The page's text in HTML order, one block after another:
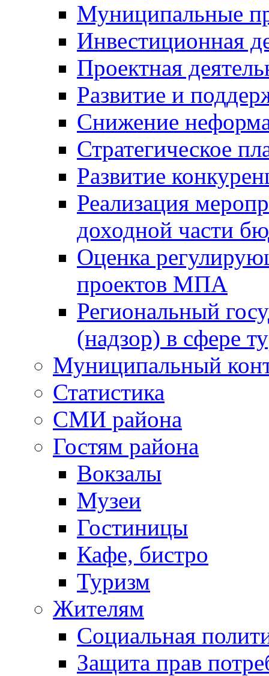
Муниципальные
Инвестиционная
Проектная
Развитие и
Снижение
Стратегическое
Развитие
Реализация
доходной части
Оценка
проектов МПА
Региональный
(надзор) в сфере
Муниципальный
Статистика
СМИ района
Гостям района
Вокзалы
Музеи
Гостиницы
Кафе, бистро
Туризм
Жителям
Социальная
Защита прав